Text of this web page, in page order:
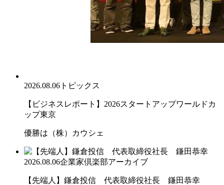
2026.08.06 トピックス
【ビジネスレポート】2026スタートアップワールドカ
ップ東京
優勝は（株）カウシェ
2026.08.06企業家倶楽部アーカイブ
【先端人】鎌倉投信 代表取締役社長 鎌田恭幸